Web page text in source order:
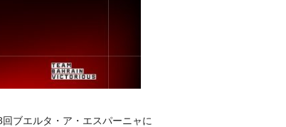
ブエルタ・ア・エスパーニャに